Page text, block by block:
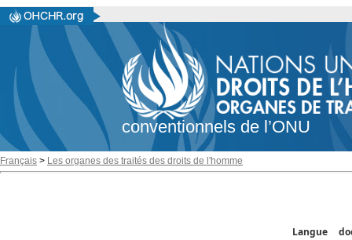
conventionnels de l’ONU
Français > Les organes des traités des droits de l'homme
Langue